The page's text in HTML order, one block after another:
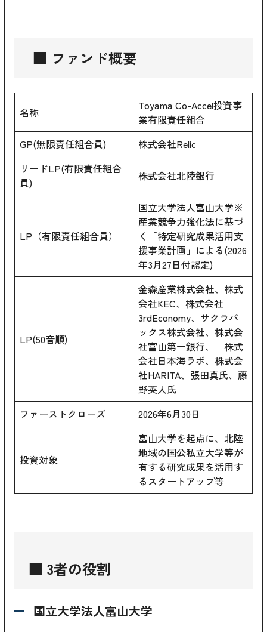
■ ファンド概要
名称
Toyama Co-Accel投資事
業有限責任組合
GP(無限責任組合員)
株式会社Relic
リードLP(有限責任組合
員)
株式会社北陸銀行
LP（有限責任組合員）
国立大学法人富山大学※
産業競争力強化法に基づ
く「特定研究成果活用支
援事業計画」による(2026
年3月27日付認定)
LP(50音順)
金森産業株式会社、株式
会社KEC、株式会社
3rdEconomy、サクラパ
ックス株式会社、株式会
社富山第一銀行、 株式
会社日本海ラボ、株式会
社HARITA、張田真氏、藤
野英人氏
ファーストクローズ
2026年6月30日
投資対象
富山大学を起点に、北陸
地域の国公私立大学等が
有する研究成果を活用す
るスタートアップ等
■ 3者の役割
国立大学法人富山大学